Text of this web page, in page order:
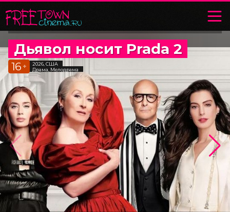
Дьявол носит Prada 2
16 +
2026, США
Драма, Мелодрама